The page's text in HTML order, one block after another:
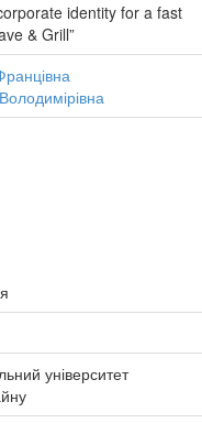
identity for a fast
& Grill”
університет